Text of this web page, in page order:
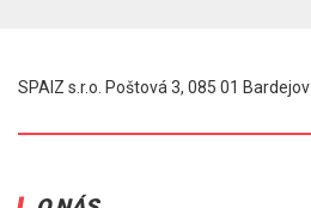
SPAIZ s.r.o. Poštová 3, 085 01 Bardejov